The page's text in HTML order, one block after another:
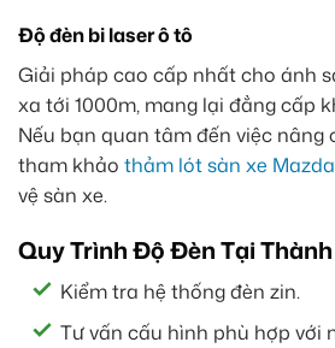
Độ đèn bi laser ô tô
Giải pháp cao cấp nhất cho ánh
xa tới 1000m, mang lại đẳng cấp
Nếu bạn quan tâm đến việc nâng
tham khảo thảm lót sàn xe
vệ sàn xe.
Quy Trình Độ Đèn Tại
Kiểm tra hệ thống đèn zin.
Tư vấn cấu hình phù hợp với